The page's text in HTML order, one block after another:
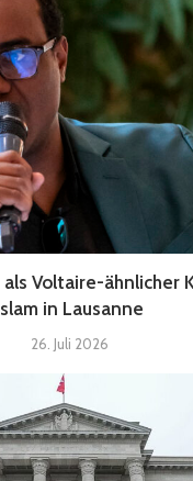
als Voltaire-ähnlicher
in Lausanne
26. Juli 2026